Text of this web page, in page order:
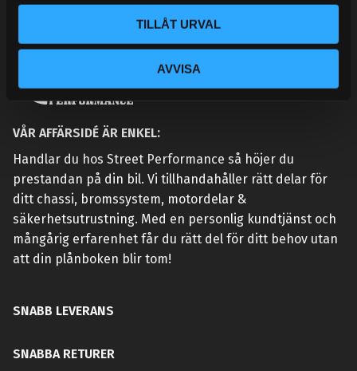
TILLÅT URVAL
AVVISA
VÅR AFFÄRSIDÉ ÄR ENKEL:
Handlar du hos Street Performance så höjer du
prestandan på din bil. Vi tillhandahåller rätt delar för
ditt chassi, bromssystem, motordelar &
säkerhetsutrustning. Med en personlig kundtjänst och
mångårig erfarenhet får du rätt del för ditt behov utan
att din plånboken blir tom!
SNABB LEVERANS
SNABBA RETURER